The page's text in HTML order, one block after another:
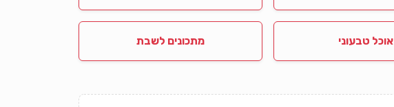
אוכל טבעוני מתכונים לשבת